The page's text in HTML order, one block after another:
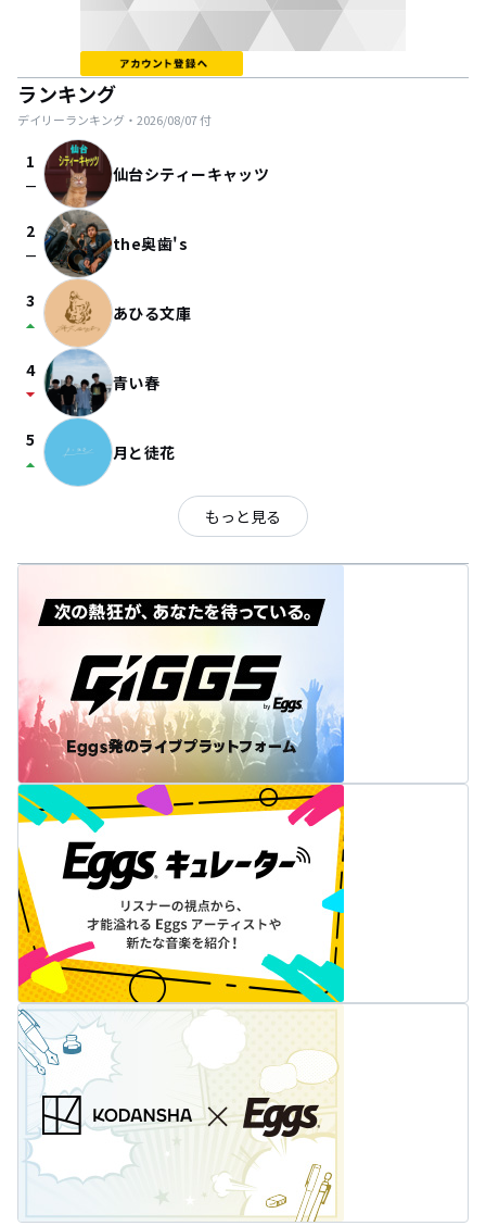
ランキング
デイリーランキング・ 2026/08/07付
1
check_indeterminate_small 仙台シティーキャッツ
2
check_indeterminate_small the奥歯's
3
arrow_drop_up あひる文庫
4
arrow_drop_down 青い春
5
arrow_drop_up 月と徒花
もっと見る